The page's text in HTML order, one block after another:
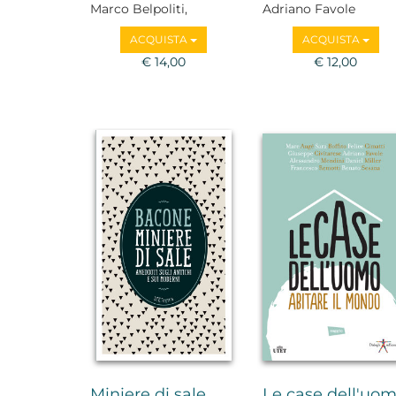
Marco Belpoliti,
Giovanni De Luna,
Nicola Gardini, Fabrizio
Gifuni, Francesca
ACQUISTA
€ 14,00
Adriano Favole
ACQUISTA
€ 12,00